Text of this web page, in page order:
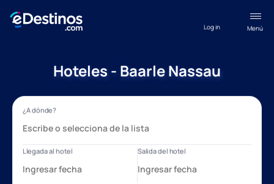
Menú
Log in
Hoteles - Baarle Nassau